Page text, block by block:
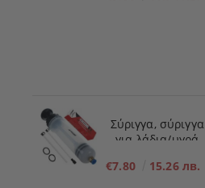
Σύριγγα, σύριγγα
για λάδια/υγρά
€7.80 15.26 лв.